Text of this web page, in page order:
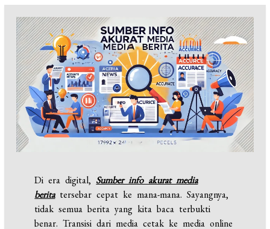
Di era digital, Sumber info akurat media
beritatersebar cepat ke mana-mana. Sayangnya,
tidak semua berita yang kita baca terbukti
benar. Transisi dari media cetak ke media online